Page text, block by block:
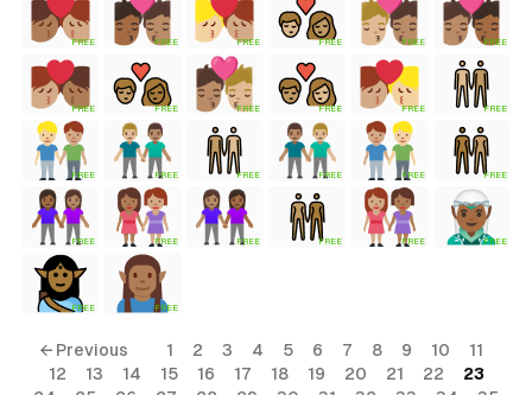
FREE FREE FREE FREE FREE FREE
FREE FREE FREE FREE FREE FREE
FREE FREE FREE FREE FREE FREE
FREE FREE FREE FREE FREE FREE
FREE FREE
← Previous 1 2 3 4 5 6 7 8 9 10
11
12
13 14 15 16 17 18 19 20 21 22
23